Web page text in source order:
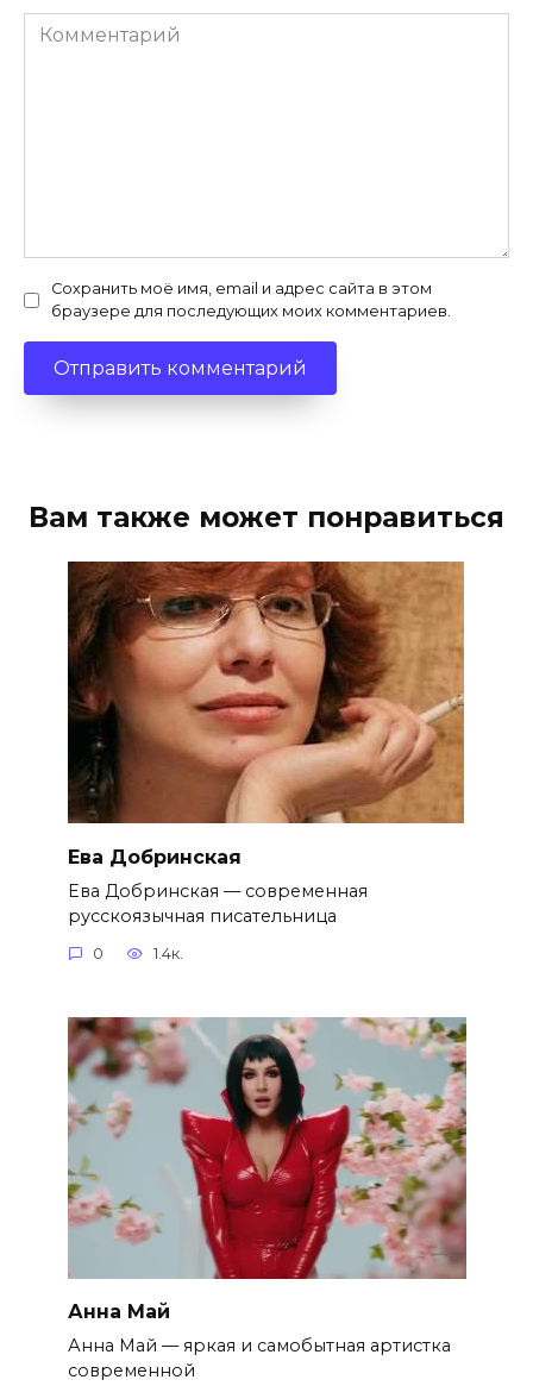
Комментарий
Сохранить моё имя, email и адрес сайта в этом
браузере для последующих моих комментариев.
Вам также может понравиться
Ева Добринская
Ева Добринская — современная
русскоязычная писательница
0 1.4к.
Анна Май
Анна Май — яркая и самобытная артистка
современной